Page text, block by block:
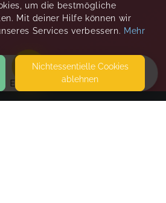
EVENTS
um die bestmögliche
Mit deiner Hilfe können wir
Services verbessern. Mehr
Nicht­essentielle Cookies
ablehnen